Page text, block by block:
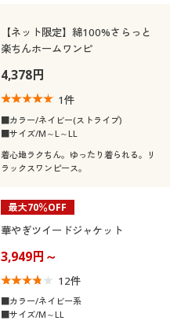
【ネット限定】綿100%さらっと
楽ちんホームワンピ
4,378円
1件
■カラー/ネイビー(ストライプ)
■サイズ/M～L～LL
着心地ラクちん。ゆったり着られる。リ
ラックスワンピース。
最大70％OFF
華やぎツイードジャケット
3,949円～
12件
■カラー/ネイビー系
■サイズ/M～LL